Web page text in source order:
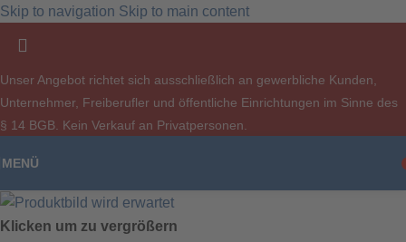
Skip to navigation Skip to main content
Unser Angebot richtet sich ausschließlich an gewerbliche Kunden,
Unternehmer, Freiberufler und öffentliche Einrichtungen im Sinne des
§ 14 BGB. Kein Verkauf an Privatpersonen.
MENÜ
Klicken um zu vergrößern